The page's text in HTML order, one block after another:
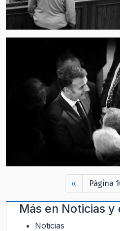
« Página
Más en Noticias y
Noticias